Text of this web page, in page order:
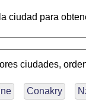
ciudad para
ciudades,
Conakry